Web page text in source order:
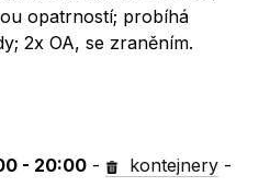
opatrností; probíhá
2x OA, se zraněním.
- 20:00 - kontejnery -